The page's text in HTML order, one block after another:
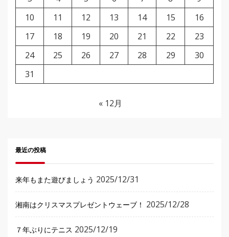
10
11 12 13 14 15
16
17
18 19 20 21 22
23
24
25 26 27 28 29
30
31
« 12月
最近の投稿
来年もまた遊びましょう 2025/12/31
湘南はクリスマスプレゼントウェーブ！ 2025/12/28
７年ぶりにテニス 2025/12/19